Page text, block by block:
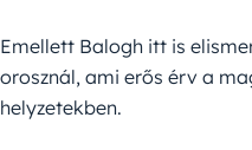
Emellett Balogh itt is
orosznál, ami erős érv a
helyzetekben.